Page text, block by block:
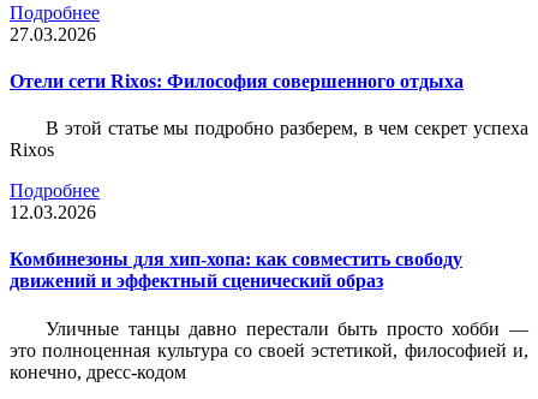
Подробнее
27.03.2026
Отели сети Rixos: Философия совершенного отдыха
В этой статье мы подробно разберем, в чем секрет успеха
Rixos
Подробнее
12.03.2026
Комбинезоны для хип-хопа: как совместить свободу
движений и эффектный сценический образ
Уличные танцы давно перестали быть просто хобби —
это полноценная культура со своей эстетикой, философией и,
конечно, дресс-кодом